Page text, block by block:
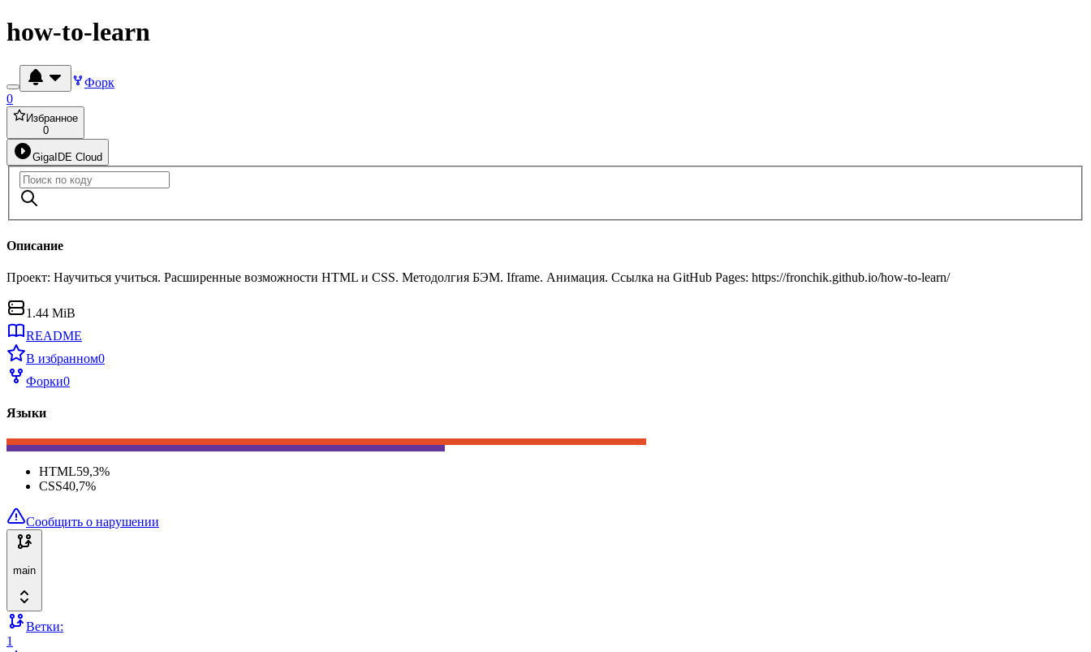
how-to-learn
Форк
0
Избранное
0
GigaIDE Cloud
Описание
Проект: Научиться учиться. Расширенные возможности HTML и CSS. Методолгия БЭМ. Iframe. Анимация. Cсылка на GitHub Pages: https://fronchik.github.io/how-to-learn/
1.44 MiB
README
В избранном0
Форки0
Языки
HTML59,3%
CSS40,7%
Сообщить о нарушении
main
Ветки:
1